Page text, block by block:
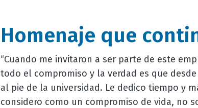
Homenaje que
“Cuando me invitaron a ser parte de este
todo el compromiso y la verdad es que
al pie de la universidad. Le dedico tiempo y
considero como un compromiso de vida, no